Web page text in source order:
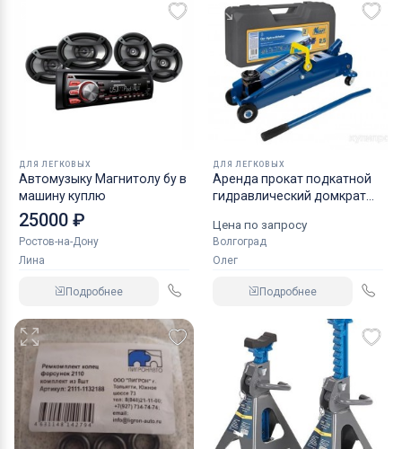
ДЛЯ ЛЕГКОВЫХ
Автомузыку Магнитолу бу в
машину куплю
25000 ₽
Ростов-на-Дону
Лина
Подробнее
ДЛЯ ЛЕГКОВЫХ
Аренда прокат подкатной
гидравлический домкрат
Цена по запросу
Волгоград
Олег
Подробнее